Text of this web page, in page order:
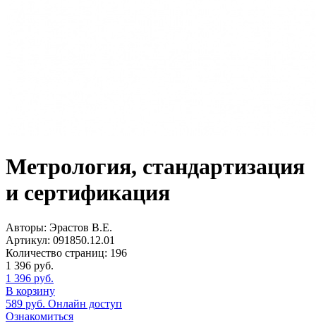
Метрология, стандартизация
и сертификация
Авторы: Эрастов В.Е.
Артикул: 091850.12.01
Количество страниц: 196
1 396 руб.
1 396 руб.
В корзину
589 руб. Онлайн доступ
Ознакомиться